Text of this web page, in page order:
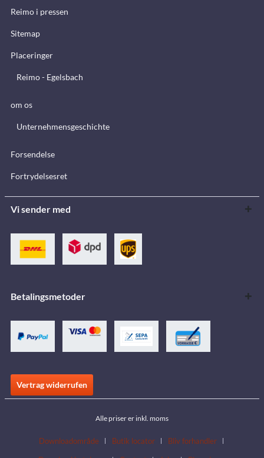
Reimo i pressen
Sitemap
Placeringer
Reimo - Egelsbach
om os
Unternehmensgeschichte
Forsendelse
Fortrydelsesret
Vi sender med
Betalingsmetoder
Vertrag widerrufen
Alle priser er inkl. moms
Downloadområde Butik locator
Bliv forhandler